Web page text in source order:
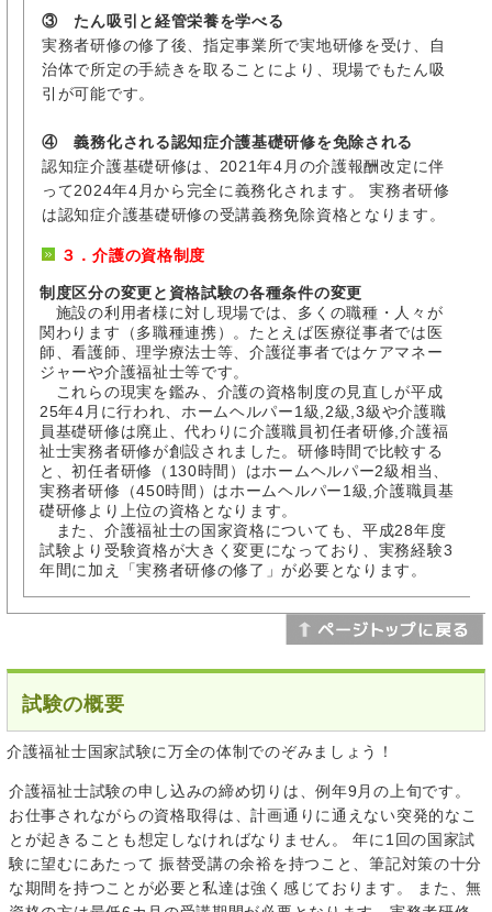
③ たん吸引と経管栄養を学べる
実務者研修の修了後、指定事業所で実地研修を受け、自
治体で所定の手続きを取ることにより、現場でもたん吸
引が可能です。
④ 義務化される認知症介護基礎研修を免除される
認知症介護基礎研修は、2021年4月の介護報酬改定に伴
って2024年4月から完全に義務化されます。 実務者研修
は認知症介護基礎研修の受講義務免除資格となります。
３．介護の資格制度
制度区分の変更と資格試験の各種条件の変更
施設の利用者様に対し現場では、多くの職種・人々が
関わります（多職種連携）。たとえば医療従事者では医
師、看護師、理学療法士等、介護従事者ではケアマネー
ジャーや介護福祉士等です。
これらの現実を鑑み、介護の資格制度の見直しが平成
25年4月に行われ、ホームヘルパー1級,2級,3級や介護職
員基礎研修は廃止、代わりに介護職員初任者研修,介護福
祉士実務者研修が創設されました。研修時間で比較する
と、初任者研修（130時間）はホームヘルパー2級相当、
実務者研修（450時間）はホームヘルパー1級,介護職員基
礎研修より上位の資格となります。
また、介護福祉士の国家資格についても、平成28年度
試験より受験資格が大きく変更になっており、実務経験3
年間に加え「実務者研修の修了」が必要となります。
試験の概要
介護福祉士国家試験に万全の体制でのぞみましょう！
介護福祉士試験の申し込みの締め切りは、例年9月の上旬です。
お仕事されながらの資格取得は、計画通りに通えない突発的なこ
とが起きることも想定しなければなりません。 年に1回の国家試
験に望むにあたって 振替受講の余裕を持つこと、筆記対策の十分
な期間を持つことが必要と私達は強く感じております。 また、無